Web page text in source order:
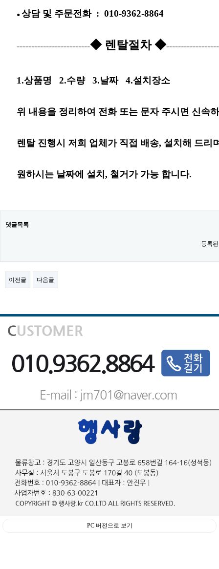
● 상담 및 주문전화 : 010-9362-8864
-------------------------◆ 렌탈절차 ◆
1.상품명 2.수량 3.날짜 4.설치장소
위 내용을 정리하여 전화 또는 문자 주시면 신속
렌탈 진행시 저희 업체가 직접 배송, 설치해 드리
원하시는 날짜에 설치, 철거가 가능 합니다.
댓글목록
등록
이전글 다음글
PC 버전으로 보기